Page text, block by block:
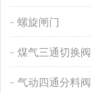
螺旋闸门
煤气三通切换阀
气动四通分料阀